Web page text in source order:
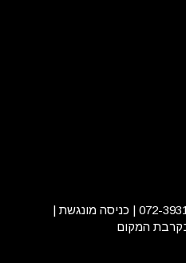
ממונה נגישות: מוני בן ציון 072-3931000 | כניסה מונגשת |
בקרבת המקום